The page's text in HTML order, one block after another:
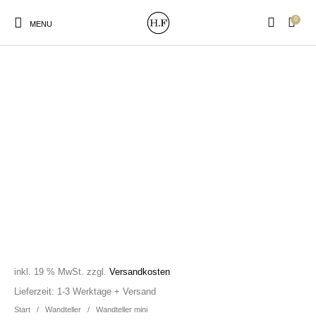
MENU
0
Start / Wandteller / Wandteller mini
inkl. 19 % MwSt. zzgl.Versandkosten
Lieferzeit: 1-3 Werktage + Versand